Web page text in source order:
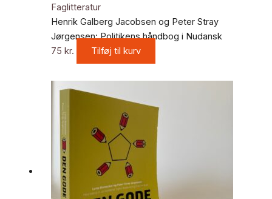
Faglitteratur
Henrik Galberg Jacobsen og Peter Stray
Jørgensen: Politikens håndbog i Nudansk
75 kr. Tilføj til kurv